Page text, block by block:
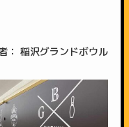
： 稲沢グランドボウル